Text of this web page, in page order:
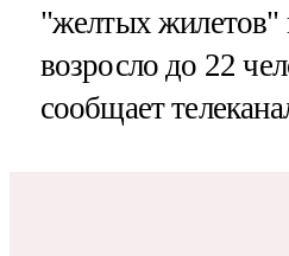
"желтых
возросло до 22
сообщает